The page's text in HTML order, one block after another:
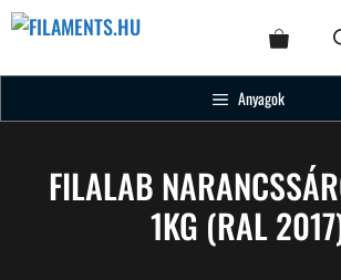
Anyagok
FILALAB
1KG (RAL